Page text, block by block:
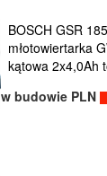
BOSCH GSR
młotowiertarka
kątowa 2x4,0Ah
w budowie PLN